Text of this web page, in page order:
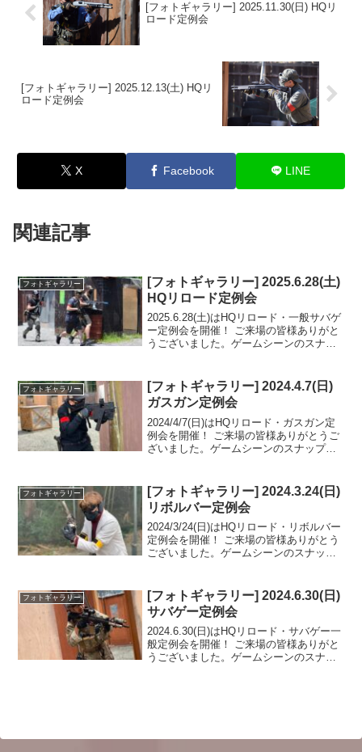
[フォトギャラリー] 2025.11.30(日) HQリ
ロード定例会
[フォトギャラリー] 2025.12.13(土) HQリ
ロード定例会
X Facebook LINE
関連記事
フォトギャラリー
[フォトギャラリー] 2025.6.28(土)
HQリロード定例会
2025.6.28(土)はHQリロード・一般サバゲ
ー定例会を開催！ ご来場の皆様ありがと
うございました。ゲームシーンのスナッ
をみる(Google Photo)
フォトギャラリー
[フォトギャラリー] 2024.4.7(日)
ガスガン定例会
2024/4/7(日)はHQリロード・ガスガン定
例会を開催！ ご来場の皆様ありがとうご
ざいました。ゲームシーンのスナップシ
お待ちしております。フォトアルバムを
みる(G...
フォトギャラリー
[フォトギャラリー] 2024.3.24(日)
リボルバー定例会
2024/3/24(日)はHQリロード・リボルバー
定例会を開催！ ご来場の皆様ありがとう
ございました。ゲームシーンのスナップ
をお待ちしております。フォトアルバム
をみる...
フォトギャラリー
[フォトギャラリー] 2024.6.30(日)
サバゲー定例会
2024.6.30(日)はHQリロード・サバゲー一
般定例会を開催！ ご来場の皆様ありがと
うございました。ゲームシーンのスナッ